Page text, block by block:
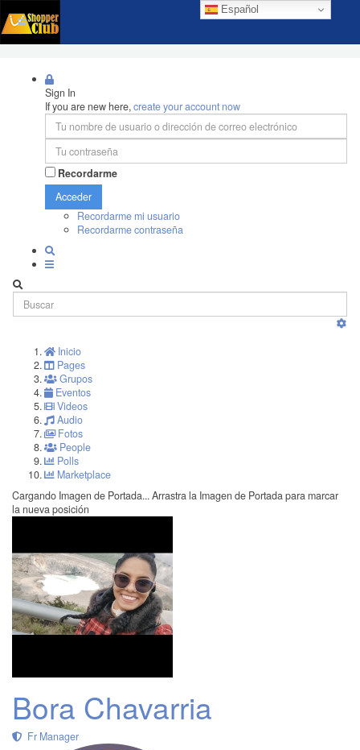
Español
Sign In
If you are new here,create your account now
Recordarme
Acceder
Recordarme mi usuario
Recordarme contraseña
Inicio
Pages
Grupos
Eventos
Videos
Audio
Fotos
People
Polls
Marketplace
Cargando Imagen de Portada... Arrastra la Imagen de Portada para marcar
la nueva posición
Bora Chavarria
Fr Manager